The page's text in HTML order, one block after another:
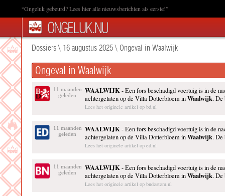
“Ongeluk gebeurd? Lees hier alle nieuwsberichten als eerste!”
Dossiers\ 16 augustus 2025\ Ongeval in Waalwijk
Ongeval in Waalwijk
11 maanden
geleden
WAALWIJK- Een fors beschadigd voertuig is in de
achtergelaten op de Villa Dotterbloem inWaalwijk. De
Lees het originele artikel op bd.nl
11 maanden
geleden
WAALWIJK- Een fors beschadigd voertuig is in de
achtergelaten op de Villa Dotterbloem inWaalwijk. De
Lees het originele artikel op ed.nl
11 maanden
geleden
WAALWIJK- Een fors beschadigd voertuig is in de
achtergelaten op de Villa Dotterbloem inWaalwijk. De
Lees het originele artikel op bndestem.nl